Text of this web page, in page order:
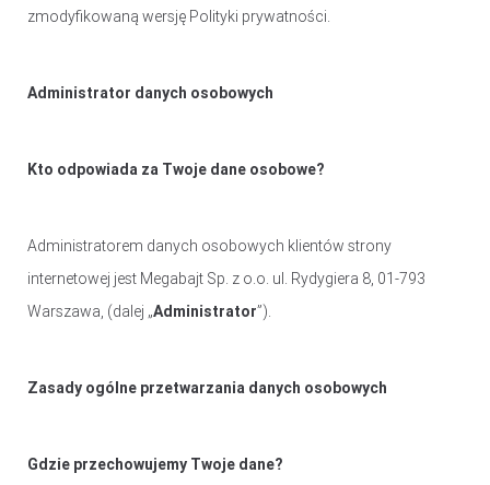
SMARTWATCHE I TABLETY
UCHWYTY DO SMARTFONÓW
KREATYWNE
UCHWYTY I AKCESORIA TV
UCHWYTY TV/LCD
TV BOX
DOM I BIURO
ŚRODKI CZYSZCZĄCE
zmodyfikowaną wersję Polityki prywatności.
Administrator danych osobowych
Kto odpowiada za Twoje dane osobowe?
Administratorem danych osobowych klientów strony
internetowej jest Megabajt Sp. z o.o. ul. Rydygiera 8, 01-793
Warszawa, (dalej „Administrator”).
Zasady ogólne przetwarzania danych osobowych
Gdzie przechowujemy Twoje dane?